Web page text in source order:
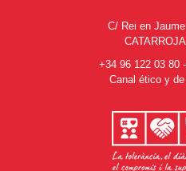
C/ Rei en
+34 96 122 03 80 -
Canal ético y